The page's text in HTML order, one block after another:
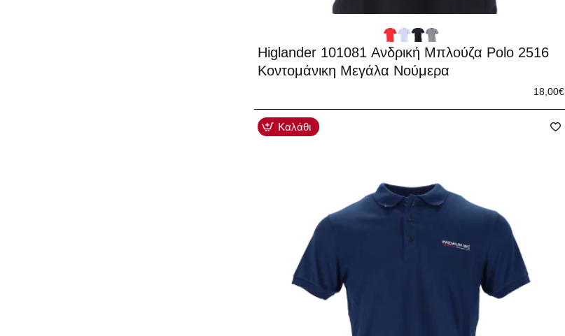
Higlander 101081 Ανδρική Μπλούζα Polo 2516
Κοντομάνικη Μεγάλα Νούμερα
18,00€
Καλάθι